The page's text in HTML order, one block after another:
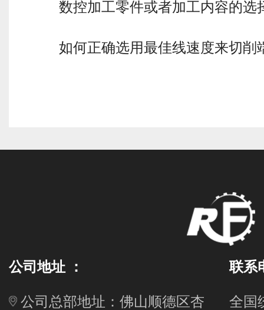
数控加工零件或者加工内容的
如何正确选用最佳线速度来切
公司地址 ：
公司总部地址：佛山顺德区杏
联系
全国